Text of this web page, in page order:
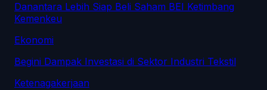
Danantara Lebih Siap Beli Saham BEI Ketimbang
Kemenkeu
Ekonomi
Begini Dampak Investasi di Sektor Industri Tekstil
Ketenagakerjaan